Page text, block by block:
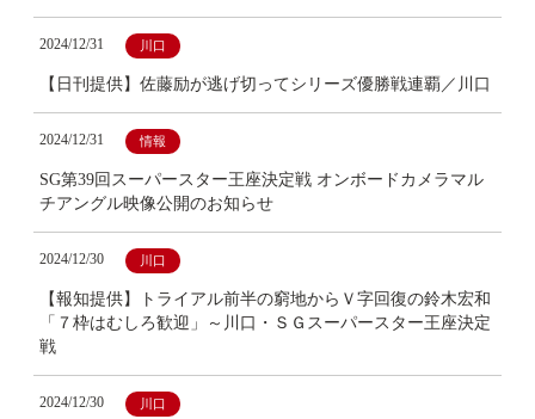
2024/12/31 川口
【日刊提供】佐藤励が逃げ切ってシリーズ優勝戦連覇／川口
2024/12/31 情報
SG第39回スーパースター王座決定戦 オンボードカメラマル
チアングル映像公開のお知らせ
2024/12/30 川口
【報知提供】トライアル前半の窮地からＶ字回復の鈴木宏和
「７枠はむしろ歓迎」～川口・ＳＧスーパースター王座決定
戦
2024/12/30 川口